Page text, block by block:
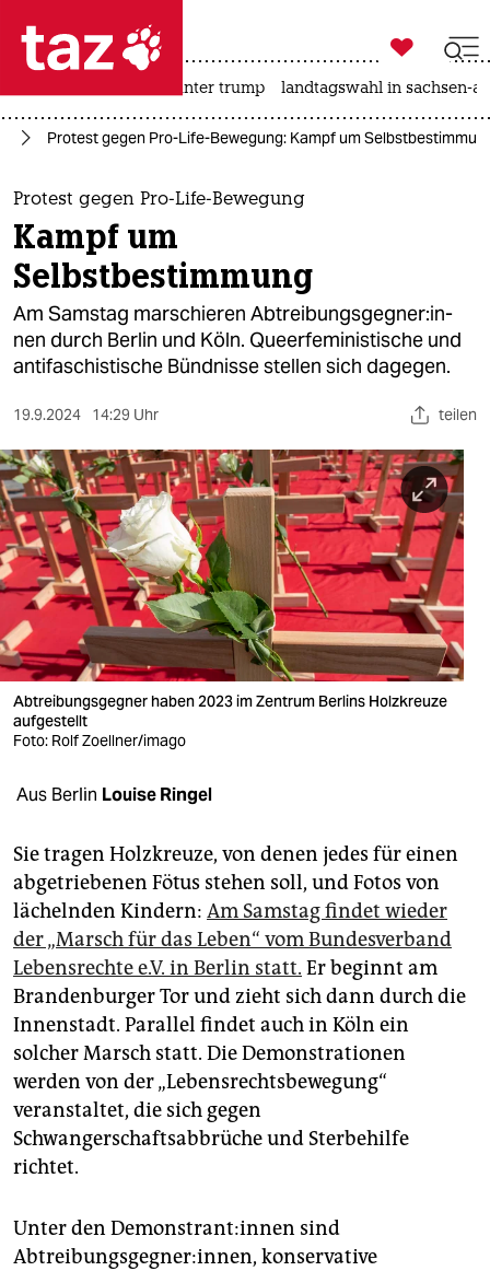
 taz zahl ich
taz zahl ich
themen
politik
öko
gesellschaft
sport
berlin
nord
wahrheit
verlag
verlag
veranstaltungen
unterstützen
abo
genossenschaft
epaper login

taz zahl ich
usa unter trump landtagswahl in sachsen-
Protest gegen Pro-Life-Bewegung: Kampf um
Protest gegen Pro-Life-Bewegung
Kampf um
Selbstbestimmung
Am Samstag marschieren Ab­trei­bungs­geg­ne­r:in­
nen durch Berlin und Köln. Queerfeministische und
antifaschistische Bündnisse stellen sich dagegen.
19.9.2024 14:29 Uhr teilen
Abtreibungsgegner haben 2023 im Zentrum Berlins Holzkreuze
aufgestellt
Foto: Rolf Zoellner/imago
Aus Berlin Louise Ringel
Sie tragen Holzkreuze, von denen jedes für einen
abgetriebenen Fötus stehen soll, und Fotos von
lächelnden Kindern: Am Samstag findet wieder
der „Marsch für das Leben“ vom Bundesverband
Lebensrechte e.V. in Berlin statt. Er beginnt am
Brandenburger Tor und zieht sich dann durch die
Innenstadt. Parallel findet auch in Köln ein
solcher Marsch statt. Die Demonstrationen
werden von der „Lebensrechtsbewegung“
veranstaltet, die sich gegen
Schwangerschaftsabbrüche und Sterbehilfe
richtet.
Unter den De­mons­tran­t:in­nen sind
Abtreibungsgegner:innen, konservative